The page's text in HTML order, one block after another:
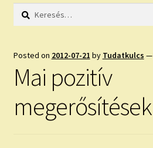
HOLDNAPTÁR
NAPI ASZTROLÓGIA
KÉRJ EGY MEGERŐSÍTÉST!
Keresés:
Posted on 2012-07-21 by Tudatkulcs —
Mai pozitív
megerősítések